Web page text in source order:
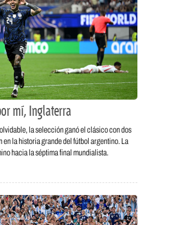
mí, Inglaterra
la selección ganó el clásico con dos
en la historia grande del fútbol argentino. La
hacia la séptima final mundialista.